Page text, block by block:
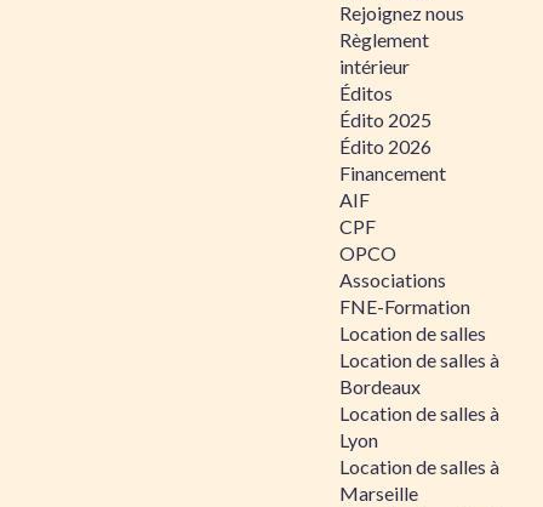
Rejoignez nous
Règlement
intérieur
Éditos
Édito 2025
Édito 2026
Financement
AIF
CPF
OPCO
Associations
FNE-Formation
Location de salles
Location de salles à
Bordeaux
Location de salles à
Lyon
Location de salles à
Marseille